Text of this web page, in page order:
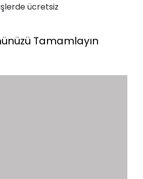
ücretsiz
Tamamlayın